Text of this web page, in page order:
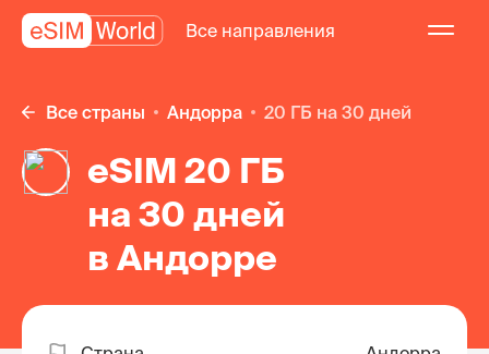
Все направления
Все страны Андорра 20 ГБ на 30 дней
eSIM 20 ГБ
на 30 дней
в Андорре